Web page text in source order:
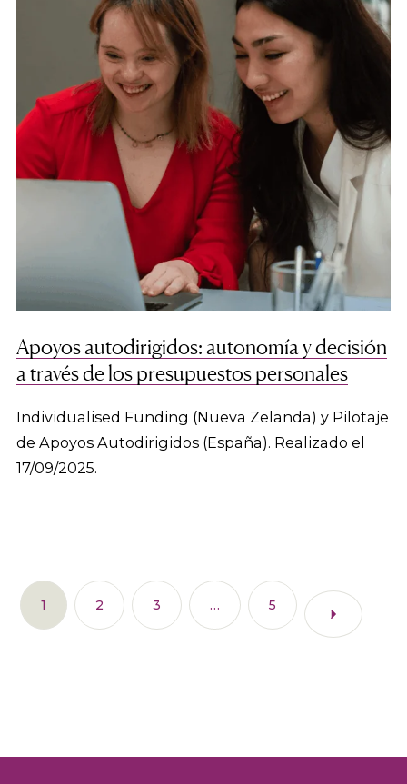
Apoyos autodirigidos: autonomía y decisión
a través de los presupuestos personales
Individualised Funding (Nueva Zelanda) y Pilotaje
de Apoyos Autodirigidos (España). Realizado el
17/09/2025.
1 2 3 … 5